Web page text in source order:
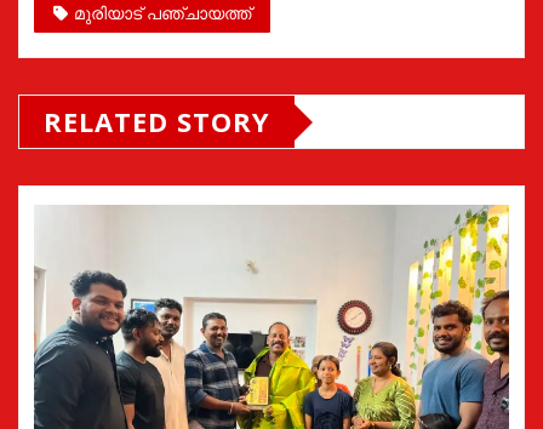
മുരിയാട് പഞ്ചായത്ത്
RELATED STORY